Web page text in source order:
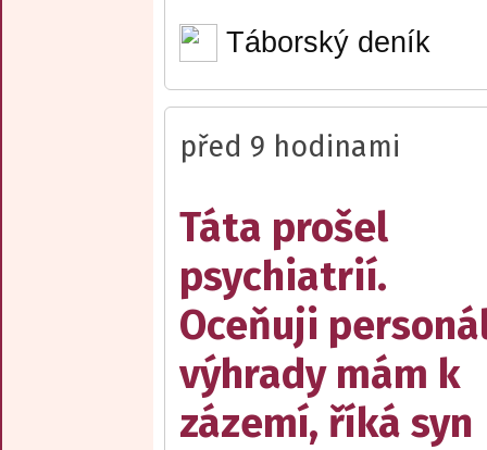
Táborský deník
před 9 hodinami
Táta prošel
psychiatrií.
Oceňuji
výhrady mám k
zázemí, říká syn